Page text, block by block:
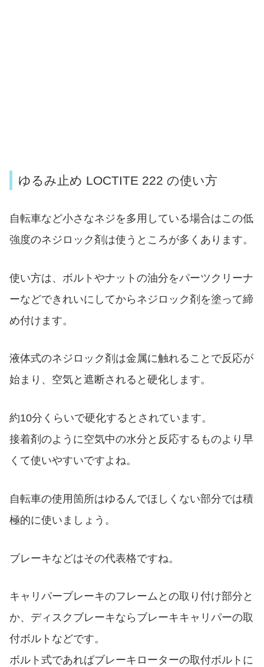
ゆるみ止め LOCTITE 222 の使い方
自転車など小さなネジを多用している場合はこの低
強度のネジロック剤は使うところが多くあります。
使い方は、ボルトやナットの油分をパーツクリーナ
ーなどできれいにしてからネジロック剤を塗って締
め付けます。
液体式のネジロック剤は金属に触れることで反応が
始まり、空気と遮断されると硬化します。
約10分くらいで硬化するとされています。
接着剤のように空気中の水分と反応するものより早
くて使いやすいですよね。
自転車の使用箇所はゆるんでほしくない部分では積
極的に使いましょう。
ブレーキなどはその代表格ですね。
キャリパーブレーキのフレームとの取り付け部分と
か、ディスクブレーキならブレーキキャリパーの取
付ボルトなどです。
ボルト式であればブレーキローターの取付ボルトに